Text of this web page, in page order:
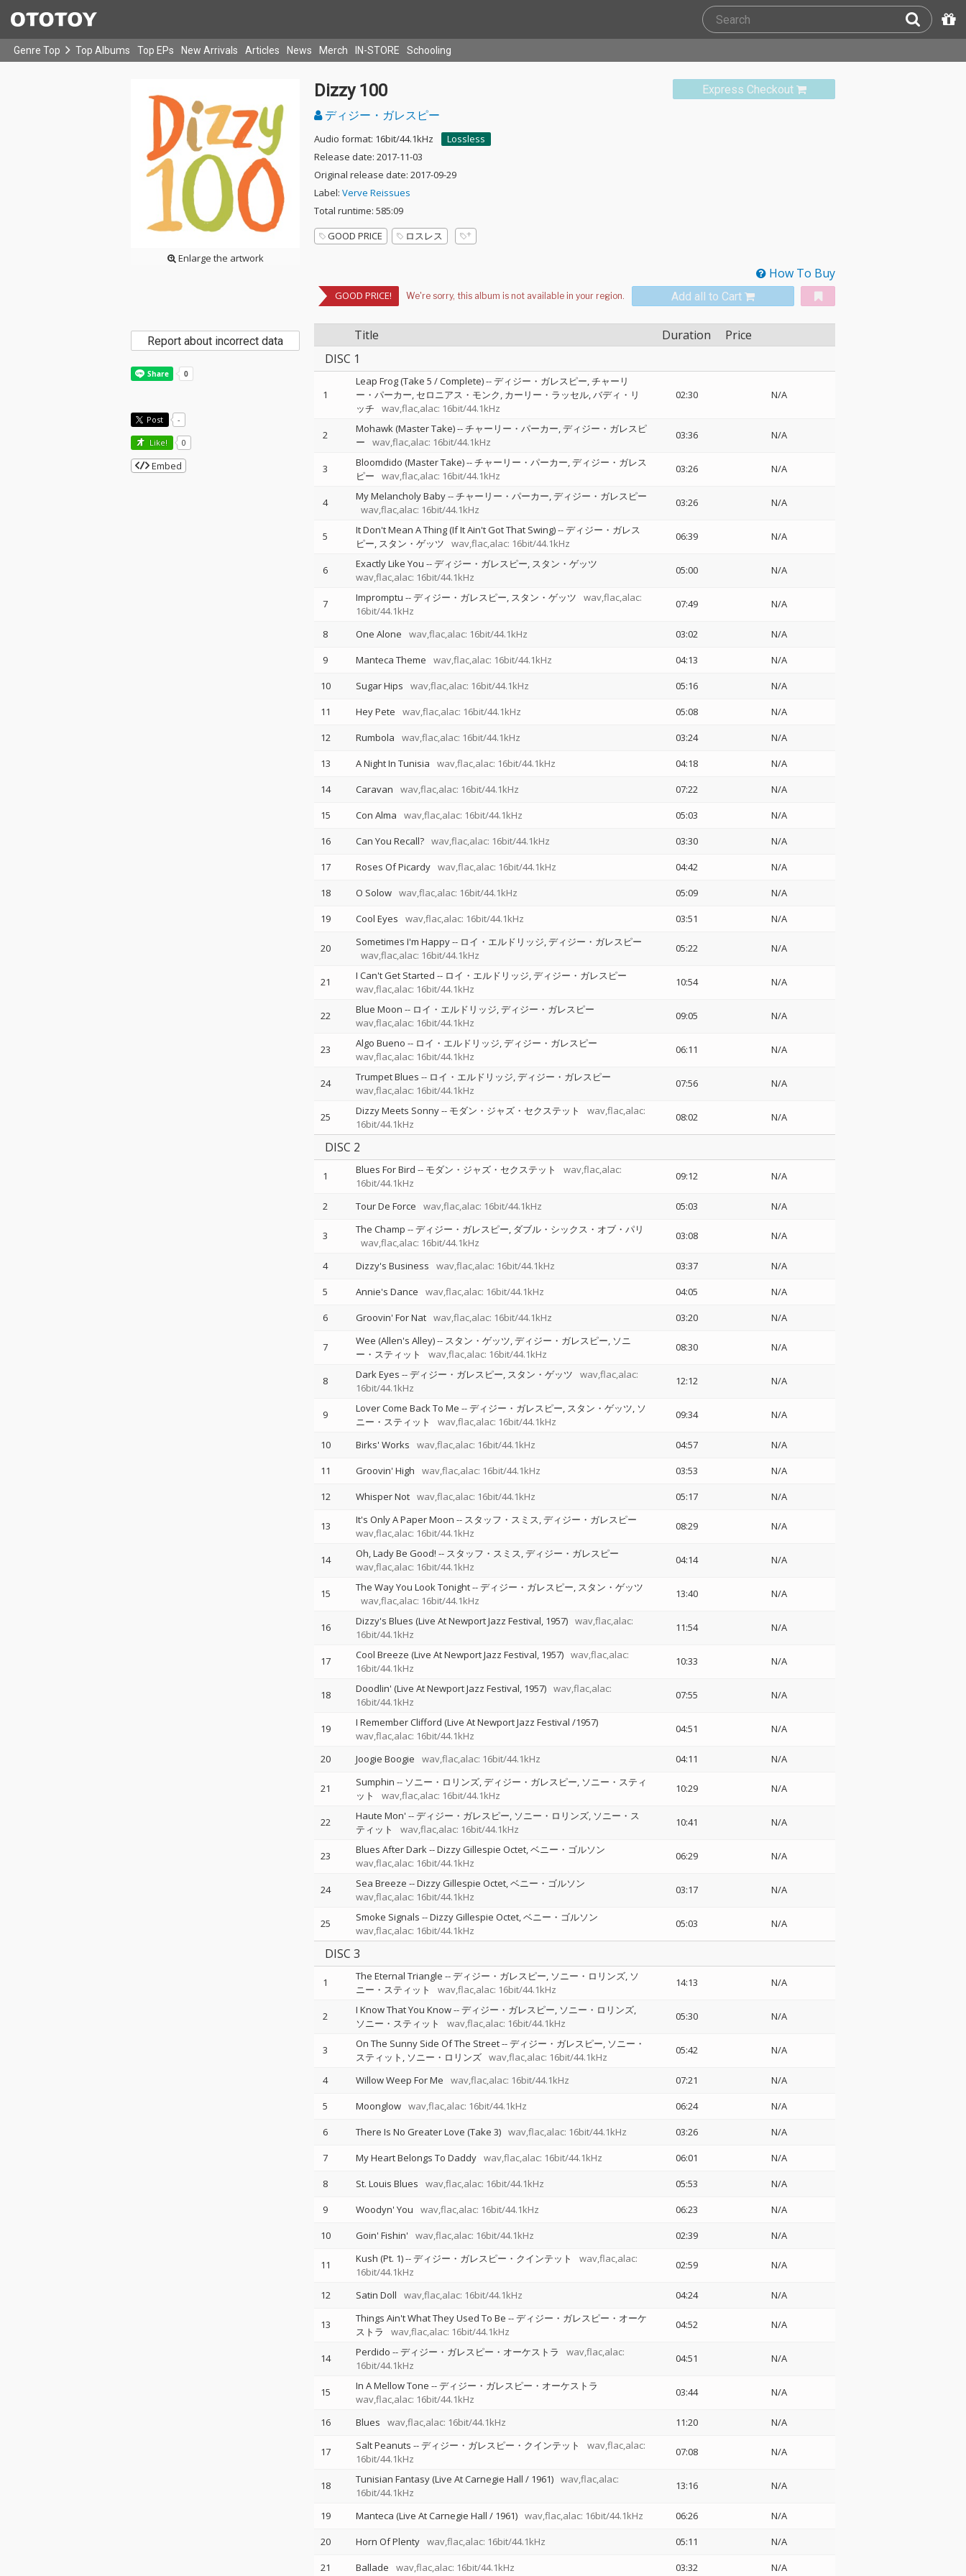
Genre Top Top Albums Top EPs New Arrivals Articles News Merch IN-STORE Schooling
Enlarge the artwork
Express Checkout
Dizzy 100
ディジー・ガレスピー
Audio format: 16bit/44.1kHz
Lossless
Release date: 2017-11-03
Original release date: 2017-09-29
Label: Verve Reissues
Total runtime: 585:09
GOOD PRICE
ロスレス
How To Buy
GOOD PRICE! Add all to Cart
Title Duration
Price
DISC 1
1
Leap Frog (Take 5 / Complete)--ディジー・ガレスピー チャーリ
ー・パーカー セロニアス・モンク カーリー・ラッセル バディ・リ
ッチ
wav,flac,alac: 16bit/44.1kHz
02:30 N/A
2 Mohawk (Master Take)--チャーリー・パーカー ディジー・ガレスピ
ー
wav,flac,alac: 16bit/44.1kHz
03:36 N/A
3 Bloomdido (Master Take)--チャーリー・パーカー ディジー・ガレス
ピー
wav,flac,alac: 16bit/44.1kHz
03:26 N/A
4 My Melancholy Baby--チャーリー・パーカー ディジー・ガレスピー
wav,flac,alac: 16bit/44.1kHz
03:26 N/A
5 It Don't Mean A Thing (If It Ain't Got That Swing)--ディジー・ガレス
ピー スタン・ゲッツ wav,flac,alac: 16bit/44.1kHz
06:39 N/A
6 Exactly Like You --ディジー・ガレスピー スタン・ゲッツ
wav,flac,alac: 16bit/44.1kHz
05:00 N/A
7 Impromptu --ディジー・ガレスピー スタン・ゲッツ
wav,flac,alac:
16bit/44.1kHz
07:49 N/A
8 One Alone wav,flac,alac: 16bit/44.1kHz 03:02
N/A
9
Manteca Theme wav,flac,alac: 16bit/44.1kHz 04:13
N/A
10
Sugar Hips wav,flac,alac: 16bit/44.1kHz 05:16
N/A
11
Hey Pete wav,flac,alac: 16bit/44.1kHz 05:08
N/A
12
Rumbola wav,flac,alac: 16bit/44.1kHz 03:24
N/A
13
A Night In Tunisia wav,flac,alac: 16bit/44.1kHz 04:18
N/A
14
Caravan wav,flac,alac: 16bit/44.1kHz 07:22
N/A
15
Con Alma wav,flac,alac: 16bit/44.1kHz 05:03
N/A
16
Can You Recall? wav,flac,alac: 16bit/44.1kHz 03:30
N/A
17
Roses Of Picardy wav,flac,alac: 16bit/44.1kHz 04:42
N/A
18
O Solow wav,flac,alac: 16bit/44.1kHz 05:09
N/A
19
Cool Eyes wav,flac,alac: 16bit/44.1kHz 03:51 N/A
20 Sometimes I'm Happy-- ロイ・エルドリッジ ディジー・ガレスピー
wav,flac,alac: 16bit/44.1kHz
05:22 N/A
21 I Can't Get Started -- ロイ・エルドリッジ ディジー・ガレスピー
wav,flac,alac: 16bit/44.1kHz
10:54 N/A
22 Blue Moon -- ロイ・エルドリッジ ディジー・ガレスピー
wav,flac,alac: 16bit/44.1kHz
09:05 N/A
23 Algo Bueno -- ロイ・エルドリッジ ディジー・ガレスピー
wav,flac,alac: 16bit/44.1kHz
06:11 N/A
24 Trumpet Blues -- ロイ・エルドリッジ ディジー・ガレスピー
wav,flac,alac: 16bit/44.1kHz
07:56 N/A
25 Dizzy Meets Sonny-- モダン・ジャズ・セクステット
wav,flac,alac:
16bit/44.1kHz
08:02 N/A
DISC 2
1 Blues For Bird -- モダン・ジャズ・セクステット
wav,flac,alac:
16bit/44.1kHz
09:12 N/A
2 Tour De Force wav,flac,alac: 16bit/44.1kHz 05:03 N/A
3 The Champ --ディジー・ガレスピー ダブル・シックス・オブ・パリ
wav,flac,alac: 16bit/44.1kHz
03:08 N/A
4 Dizzy's Business wav,flac,alac: 16bit/44.1kHz 03:37
N/A
5
Annie's Dance wav,flac,alac: 16bit/44.1kHz 04:05
N/A
6
Groovin' For Nat wav,flac,alac: 16bit/44.1kHz 03:20 N/A
7 Wee (Allen's Alley)-- スタン・ゲッツ ディジー・ガレスピー ソニ
ー・スティット
wav,flac,alac: 16bit/44.1kHz
08:30 N/A
8 Dark Eyes --ディジー・ガレスピー スタン・ゲッツ
wav,flac,alac:
16bit/44.1kHz
12:12 N/A
9 Lover Come Back To Me --ディジー・ガレスピー スタン・ゲッツ ソ
ニー・スティット
wav,flac,alac: 16bit/44.1kHz
09:34 N/A
10 Birks' Works wav,flac,alac: 16bit/44.1kHz 04:57
N/A
11
Groovin' High wav,flac,alac: 16bit/44.1kHz 03:53
N/A
12
Whisper Not wav,flac,alac: 16bit/44.1kHz 05:17 N/A
13 It's Only A Paper Moon -- スタッフ・スミス ディジー・ガレスピー
wav,flac,alac: 16bit/44.1kHz
08:29 N/A
14 Oh, Lady Be Good! -- スタッフ・スミス ディジー・ガレスピー
wav,flac,alac: 16bit/44.1kHz
04:14 N/A
15 The Way You Look Tonight--ディジー・ガレスピー スタン・ゲッツ
wav,flac,alac: 16bit/44.1kHz
13:40 N/A
16 Dizzy's Blues (Live At Newport Jazz Festival, 1957) wav,flac,alac:
16bit/44.1kHz
11:54 N/A
17 Cool Breeze (Live At Newport Jazz Festival, 1957) wav,flac,alac:
16bit/44.1kHz
10:33 N/A
18 Doodlin' (Live At Newport Jazz Festival, 1957) wav,flac,alac:
16bit/44.1kHz
07:55 N/A
19
I Remember Clifford (Live At Newport Jazz Festival /1957)
wav,flac,alac: 16bit/44.1kHz
04:51 N/A
20 Joogie Boogie wav,flac,alac: 16bit/44.1kHz 04:11 N/A
21 Sumphin -- ソニー・ロリンズ ディジー・ガレスピー ソニー・スティ
ット
wav,flac,alac: 16bit/44.1kHz
10:29 N/A
22 Haute Mon' --ディジー・ガレスピー ソニー・ロリンズ ソニー・ス
ティット
wav,flac,alac: 16bit/44.1kHz
10:41 N/A
23 Blues After Dark--Dizzy Gillespie Octet ベニー・ゴルソン
wav,flac,alac: 16bit/44.1kHz
06:29 N/A
24 Sea Breeze --Dizzy Gillespie Octet ベニー・ゴルソン
wav,flac,alac: 16bit/44.1kHz
03:17 N/A
25 Smoke Signals --Dizzy Gillespie Octet ベニー・ゴルソン
wav,flac,alac: 16bit/44.1kHz
05:03 N/A
DISC 3
1 The Eternal Triangle --ディジー・ガレスピー ソニー・ロリンズ ソ
ニー・スティット
wav,flac,alac: 16bit/44.1kHz
14:13 N/A
2 I Know That You Know--ディジー・ガレスピー ソニー・ロリンズ
ソニー・スティット
wav,flac,alac: 16bit/44.1kHz
05:30 N/A
3 On The Sunny Side Of The Street--ディジー・ガレスピー ソニー・
スティット
ソニー・ロリンズ wav,flac,alac: 16bit/44.1kHz
05:42 N/A
4 Willow Weep For Me wav,flac,alac: 16bit/44.1kHz 07:21
N/A
5
Moonglow wav,flac,alac: 16bit/44.1kHz 06:24
N/A
6
There Is No Greater Love (Take 3) wav,flac,alac: 16bit/44.1kHz 03:26
N/A
7
My Heart Belongs To Daddy wav,flac,alac: 16bit/44.1kHz 06:01
N/A
8
St. Louis Blues wav,flac,alac: 16bit/44.1kHz 05:53
N/A
9
Woodyn' You wav,flac,alac: 16bit/44.1kHz 06:23
N/A
10
Goin' Fishin' wav,flac,alac: 16bit/44.1kHz 02:39 N/A
11 Kush (Pt. 1)--ディジー・ガレスピー・クインテット
wav,flac,alac:
16bit/44.1kHz
02:59 N/A
12 Satin Doll wav,flac,alac: 16bit/44.1kHz 04:24 N/A
13 Things Ain't What They Used To Be --ディジー・ガレスピー・オーケ
ストラ
wav,flac,alac: 16bit/44.1kHz
04:52 N/A
14 Perdido --ディジー・ガレスピー・オーケストラ
wav,flac,alac:
16bit/44.1kHz
04:51 N/A
15 In A Mellow Tone --ディジー・ガレスピー・オーケストラ
wav,flac,alac: 16bit/44.1kHz
03:44 N/A
16 Blues wav,flac,alac: 16bit/44.1kHz 11:20 N/A
17 Salt Peanuts --ディジー・ガレスピー・クインテット
wav,flac,alac:
16bit/44.1kHz
07:08 N/A
18 Tunisian Fantasy (Live At Carnegie Hall / 1961) wav,flac,alac:
16bit/44.1kHz
13:16 N/A
19 Manteca (Live At Carnegie Hall / 1961) wav,flac,alac: 16bit/44.1kHz 06:26
N/A
20
Horn Of Plenty wav,flac,alac: 16bit/44.1kHz 05:11
N/A
21
Ballade wav,flac,alac: 16bit/44.1kHz 03:32 N/A
Report about incorrect data
Post -
Like! 0
Embed